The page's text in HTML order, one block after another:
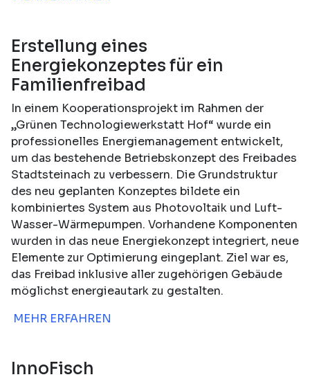
Erstellung eines
Energiekonzeptes für ein
Familienfreibad
In einem Kooperationsprojekt im Rahmen der
„Grünen Technologiewerkstatt Hof“ wurde ein
professionelles Energiemanagement entwickelt,
um das bestehende Betriebskonzept des Freibades
Stadtsteinach zu verbessern. Die Grundstruktur
des neu geplanten Konzeptes bildete ein
kombiniertes System aus Photovoltaik und Luft-
Wasser-Wärmepumpen. Vorhandene Komponenten
wurden in das neue Energiekonzept integriert, neue
Elemente zur Optimierung eingeplant. Ziel war es,
das Freibad inklusive aller zugehörigen Gebäude
möglichst energieautark zu gestalten.
MEHR ERFAHREN
InnoFisch